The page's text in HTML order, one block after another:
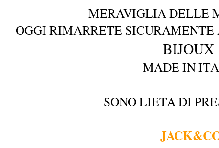
MERAVIGLIA DELLE
OGGI RIMARRETE SICURAMENTE
BIJOUX
MADE IN
SONO LIETA DI